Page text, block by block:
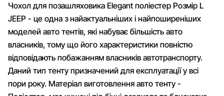
Чохол для позашляховика Elegant поліестер Розмір L
JEEP - це одна з найактуальніших і найпоширеніших
моделей авто тентів, які набуває більшість авто
власників, тому що його характеристики повністю
відповідають побажанням власників автотранспорту.
Даний тип тенту призначений для експлуатації у всі
пори року. Матеріал виготовлення авто тенту -